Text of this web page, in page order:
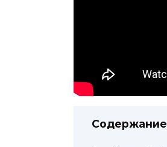
Содержание